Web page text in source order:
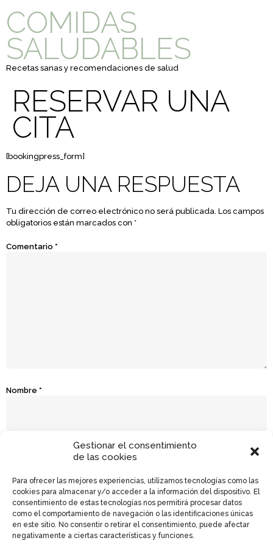
Gestionar el consentimiento
de las cookies
Para ofrecer las mejores experiencias, utilizamos tecnologías como las
cookies para almacenar y/o acceder a la información del dispositivo. El
consentimiento de estas tecnologías nos permitirá procesar datos
como el comportamiento de navegación o las identificaciones únicas
en este sitio. No consentir o retirar el consentimiento, puede afectar
negativamente a ciertas características y funciones.
COMIDAS
SALUDABLES
Recetas sanas y recomendaciones de salud
RESERVAR UNA
CITA
[bookingpress_form]
DEJA UNA RESPUESTA
Tu dirección de correo electrónico no será publicada. Los campos
obligatorios están marcados con *
Comentario *
Nombre *
Correo electrónico*